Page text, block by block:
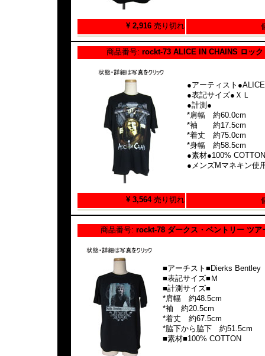
¥ 2,916 売り切れ
商品番号: rockt-73 ALICE IN CHAINS ロック
●アーティスト
●表記サイズ●ＸＬ
●計測●
*肩幅 約60.0cm
*袖 約17.5cm
*着丈 約75.0cm
*身幅 約58.5cm
●素材●100% COTTON
●メンズMマネキン使
¥ 3,564 売り切れ
商品番号: rockt-78 ダークス・ベントリー ツア
■アーチスト■Dierks Bentley
■表記サイズ■Ｍ
■計測サイズ■
*肩幅 約48.5cm
*袖 約20.5cm
*着丈 約67.5cm
*脇下から脇下 約51.5cm
■素材■100% COTTON